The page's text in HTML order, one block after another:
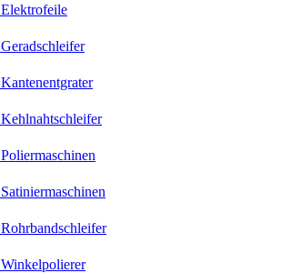
Elektrofeile
Geradschleifer
Kantenentgrater
Kehlnahtschleifer
Poliermaschinen
Satiniermaschinen
Rohrbandschleifer
Winkelpolierer